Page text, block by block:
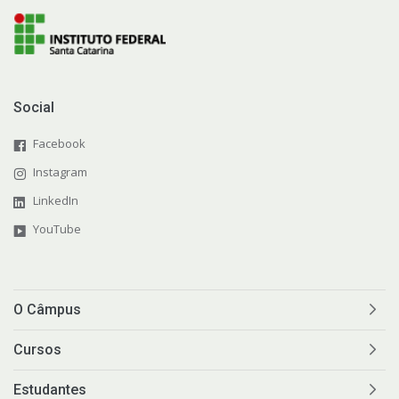
Social
Facebook
Instagram
LinkedIn
YouTube
O Câmpus
Cursos
Estudantes